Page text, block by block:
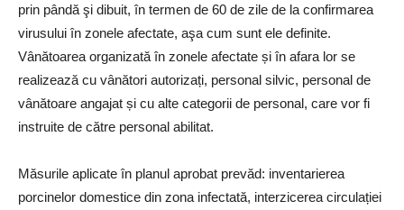
prin pândă şi dibuit, în termen de 60 de zile de la confirmarea
virusului în zonele afectate, aşa cum sunt ele definite.
Vânătoarea organizată în zonele afectate și în afara lor se
realizează cu vânători autorizați, personal silvic, personal de
vânătoare angajat și cu alte categorii de personal, care vor fi
instruite de către personal abilitat.
Măsurile aplicate în planul aprobat prevăd: inventarierea
porcinelor domestice din zona infectată, interzicerea circulației